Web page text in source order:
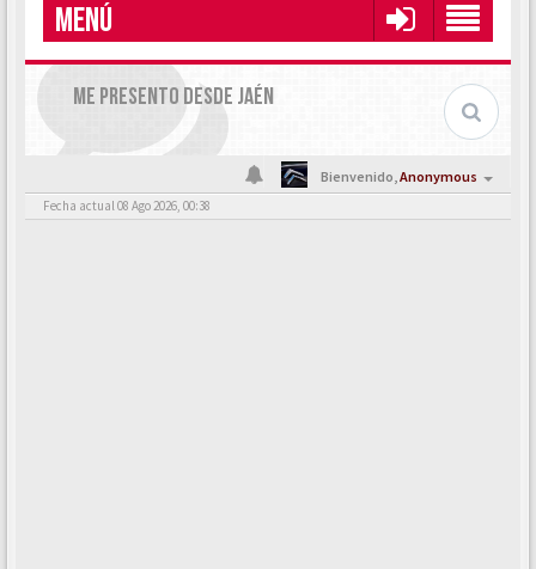
MENÚ
ME PRESENTO DESDE JAÉN
Bienvenido,Anonymous
Fecha actual 08 Ago 2026, 00:38